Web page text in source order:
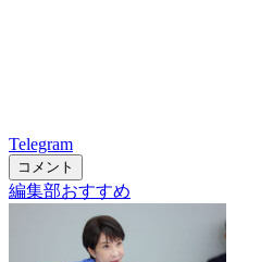
Telegram
コメント
編集部おすすめ